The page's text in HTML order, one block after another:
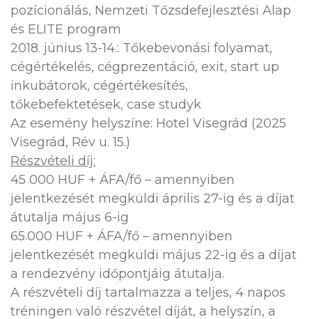
pozícionálás, Nemzeti Tőzsdefejlesztési Alap
és ELITE program
2018. június 13-14.: Tőkebevonási folyamat,
cégértékelés, cégprezentáció, exit, start up
inkubátorok, cégértékesítés,
tőkebefektetések, case studyk
Az esemény helyszíne: Hotel Visegrád (2025
Visegrád, Rév u. 15.)
Részvételi díj:
45 000 HUF + ÁFA/fő – amennyiben
jelentkezését megküldi április 27-ig és a díjat
átutalja május 6-ig
65.000 HUF + ÁFA/fő – amennyiben
jelentkezését megküldi május 22-ig és a díjat
a rendezvény időpontjáig átutalja.
A részvételi díj tartalmazza a teljes, 4 napos
tréningen való részvétel díját, a helyszín, a